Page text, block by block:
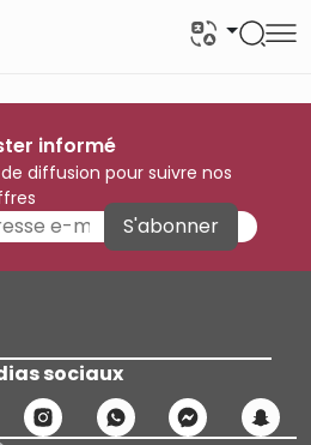
informé
diffusion pour suivre nos
S'abonner
sociaux